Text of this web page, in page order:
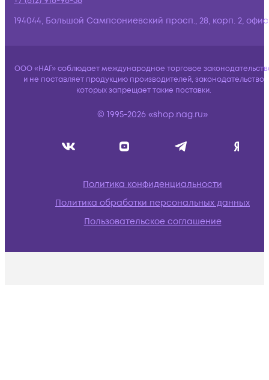
194044, Большой Сампсониевский просп., 28, корп. 2,
ООО «НАГ» соблюдает международное торговое
и не поставляет продукцию производителей, законодательство
которых запрещает такие поставки.
© 1995-2026 «shop.nag.ru»
Политика конфиденциальности
Политика обработки персональных данных
Пользовательское соглашение